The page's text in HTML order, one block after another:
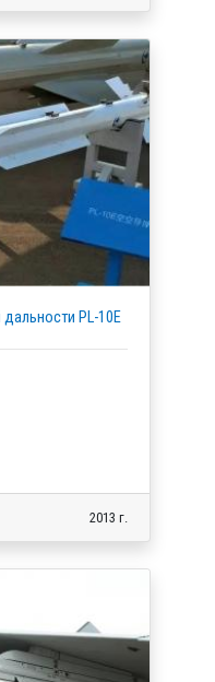
PL-10E
2013 г.